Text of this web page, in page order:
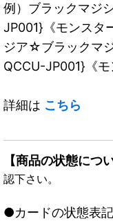
例）ブラックマジ
JP001}《モンスタ
ジア☆ブラックマ
QCCU-JP001}《モ
詳細は こちら
【商品の状態につ
認下さい。
●カードの状態表